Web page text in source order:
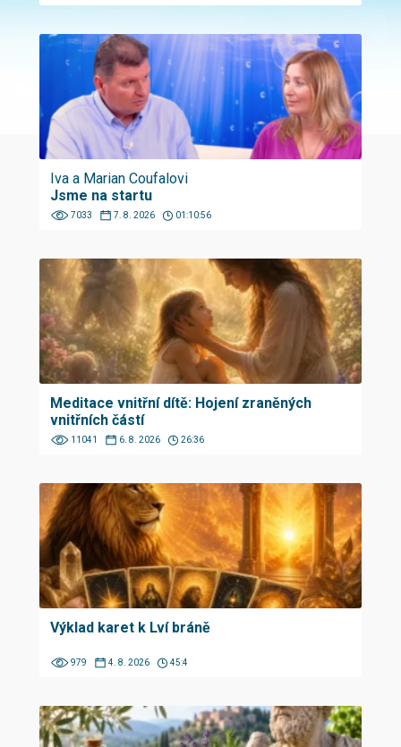
Iva a Marian Coufalovi
Jsme na startu
7033 7. 8. 2026 01:10:56
Meditace vnitřní dítě: Hojení zraněných
vnitřních částí
11041 6. 8. 2026 26:36
Výklad karet k Lví bráně
979 4. 8. 2026 45:4